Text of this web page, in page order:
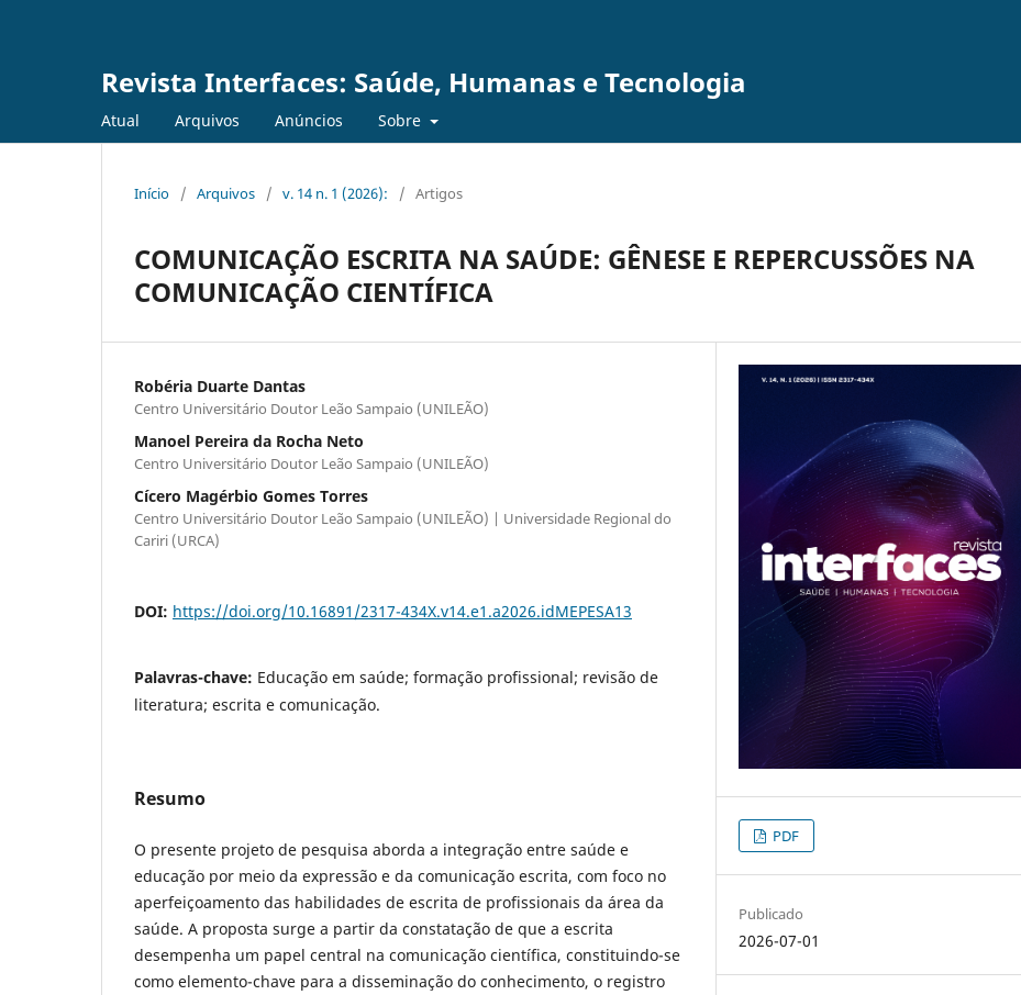
Revista Interfaces: Saúde, Humanas e Tecnologia
Atual Arquivos Anúncios Sobre
Início / Arquivos / v. 14 n. 1 (2026): / Artigos
COMUNICAÇÃO ESCRITA NA SAÚDE: GÊNESE E REPERCUSSÕES NA
COMUNICAÇÃO CIENTÍFICA
Robéria Duarte Dantas
Centro Universitário Doutor Leão Sampaio (UNILEÃO)
Manoel Pereira da Rocha Neto
Centro Universitário Doutor Leão Sampaio (UNILEÃO)
Cícero Magérbio Gomes Torres
Centro Universitário Doutor Leão Sampaio (UNILEÃO) | Universidade Regional do
Cariri (URCA)
DOI: https://doi.org/10.16891/2317-434X.v14.e1.a2026.idMEPESA13
Palavras-chave: Educação em saúde; formação profissional; revisão de
literatura; escrita e comunicação.
Resumo
O presente projeto de pesquisa aborda a integração entre saúde e
educação por meio da expressão e da comunicação escrita, com foco no
aperfeiçoamento das habilidades de escrita de profissionais da área da
saúde. A proposta surge a partir da constatação de que a escrita
desempenha um papel central na comunicação científica, constituindo-se
como elemento-chave para a disseminação do conhecimento, o registro
PDF
Publicado
2026-07-01